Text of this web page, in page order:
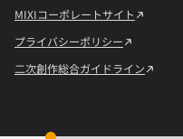
MIXIコーポレートサイト
プライバシーポリシー
二次創作総合ガイドライン